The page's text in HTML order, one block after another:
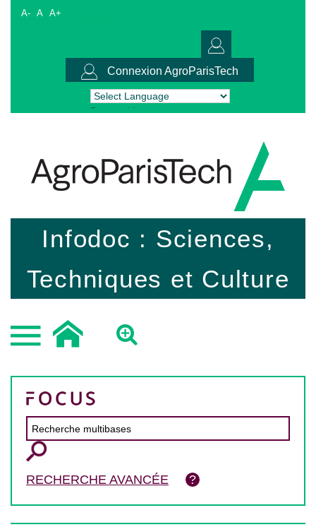
A- A A+
Connexion AgroParisTech
Powered by Translate
Infodoc : Sciences,
Techniques et Culture
RECHERCHE AVANCÉE